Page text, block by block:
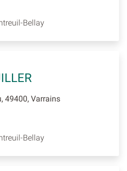
Bellay
49400, Varrains
Bellay